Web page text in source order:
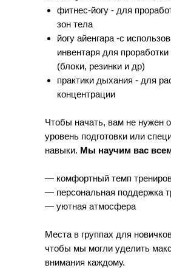
фитнес-йогу - для
зон тела
йогу айенгара -с
инвентаря для проработки
(блоки, резинки и др)
практики дыхания - для
концентрации
Чтобы начать, вам не нужен
уровень подготовки или
навыки. Мы научим вас
— комфортный темп
— персональная поддержка
— уютная атмосфера
Места в группах для
чтобы мы могли уделить
внимания каждому.